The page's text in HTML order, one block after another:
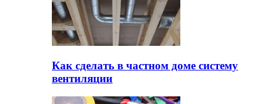
Как сделать в частном доме систему
вентиляции